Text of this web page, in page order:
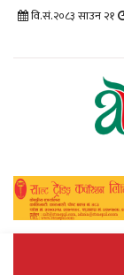
वि.सं.२०८३ साउन २१